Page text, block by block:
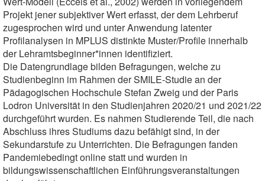
Projekt jener subjektiver Wert erfasst, der dem Lehrberuf
zugesprochen wird und unter Anwendung latenter
Profilanalysen in MPLUS distinkte Muster/Profile innerhalb
der Lehramtsbeginner*innen identifiziert.
Die Datengrundlage bilden Befragungen, welche zu
Studienbeginn im Rahmen der SMILE-Studie an der
Pädagogischen Hochschule Stefan Zweig und der Paris
Lodron Universität in den Studienjahren 2020/21 und 2021/22
durchgeführt wurden. Es nahmen Studierende Teil, die nach
Abschluss ihres Studiums dazu befähigt sind, in der
Sekundarstufe zu Unterrichten. Die Befragungen fanden
Pandemiebedingt online statt und wurden in
bildungswissenschaftlichen Einführungsveranstaltungen